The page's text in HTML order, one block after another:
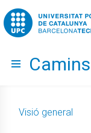
Go to upc.edu
Hide menu
Visió general